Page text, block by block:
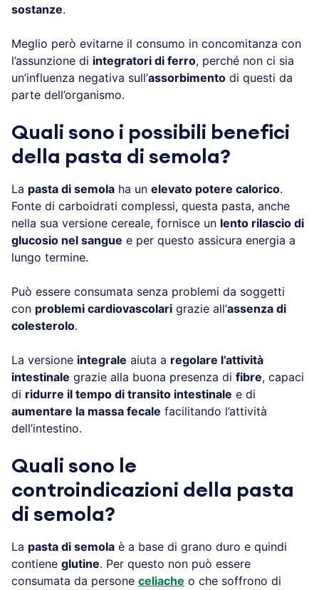
sostanze.
Meglio però evitarne il consumo in concomitanza con
l’assunzione di integratori di ferro, perché non ci sia
un’influenza negativa sull’assorbimento di questi da
parte dell’organismo.
Quali sono i possibili benefici
della pasta di semola?
La pasta di semola ha un elevato potere calorico.
Fonte di carboidrati complessi, questa pasta, anche
nella sua versione cereale, fornisce un lento rilascio di
glucosio nel sangue e per questo assicura energia a
lungo termine.
Può essere consumata senza problemi da soggetti
con problemi cardiovascolari grazie all’assenza di
colesterolo.
La versione integrale aiuta a regolare l’attività
intestinale grazie alla buona presenza di fibre, capaci
di ridurre il tempo di transito intestinale e di
aumentare la massa fecale facilitando l’attività
dell’intestino.
Quali sono le
controindicazioni della pasta
di semola?
La pasta di semola è a base di grano duro e quindi
contiene glutine. Per questo non può essere
consumata da persone celiache o che soffrono di